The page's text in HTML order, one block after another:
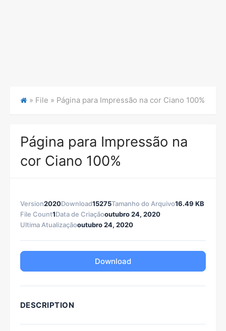
» File » Página para Impressão na cor Ciano 100%
Página para Impressão na
cor Ciano 100%
Version2020Download15275Tamanho do Arquivo16.49 KB
File Count1Data de Criaçãooutubro 24, 2020
Ultima Atualizaçãooutubro 24, 2020
Download
DESCRIPTION